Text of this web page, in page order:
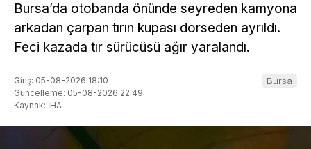
Bursa’da otobanda önünde seyreden kamyona
arkadan çarpan tırın kupası dorseden ayrıldı.
Feci kazada tır sürücüsü ağır yaralandı.
Giriş: 05-08-2026 18:10
Güncelleme: 05-08-2026 22:49
Kaynak: İHA
Bursa